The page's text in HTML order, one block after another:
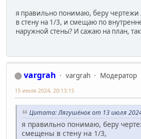
я правильно понимаю, беру
в стену на 1/3, и смещаю по
наружной стены? И сажаю на план,
vargrah vargrah
Модератор
15 июля 2024, 20:13:15
Цитата: Лягушёнок от 13 июля
я правильно понимаю, беру
смещены в стену на 1/3,